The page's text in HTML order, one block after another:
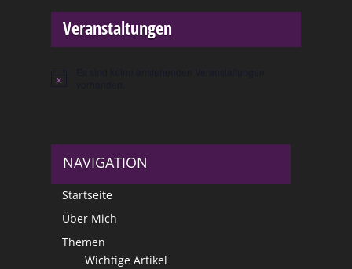
Veranstaltungen
Hinweis
NAVIGATION
Startseite
Über Mich
Themen
Wichtige Artikel